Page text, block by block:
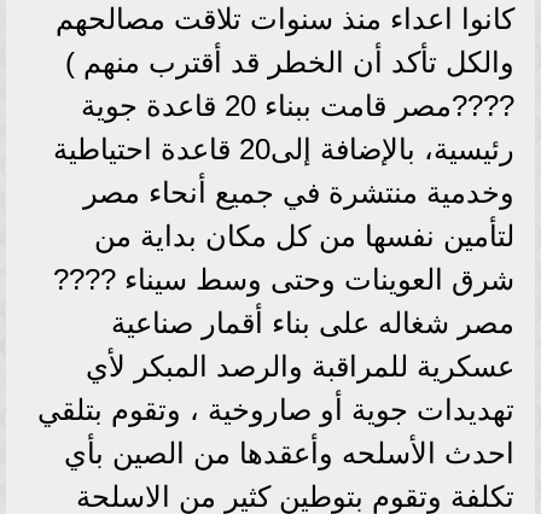
كانوا اعداء منذ سنوات تلاقت مصالحهم
والكل تأكد أن الخطر قد أقترب منهم )
????مصر قامت ببناء 20 قاعدة جوية
رئيسية، بالإضافة إلى20 قاعدة احتياطية
وخدمية منتشرة في جميع أنحاء مصر
لتأمين نفسها من كل مكان بداية من
شرق العوينات وحتى وسط سيناء ????
مصر شغاله على بناء أقمار صناعية
عسكرية للمراقبة والرصد المبكر لأي
تهديدات جوية أو صاروخية ، وتقوم بتلقي
احدث الأسلحه وأعقدها من الصين بأي
تكلفة وتقوم بتوطين كثير من الاسلحة